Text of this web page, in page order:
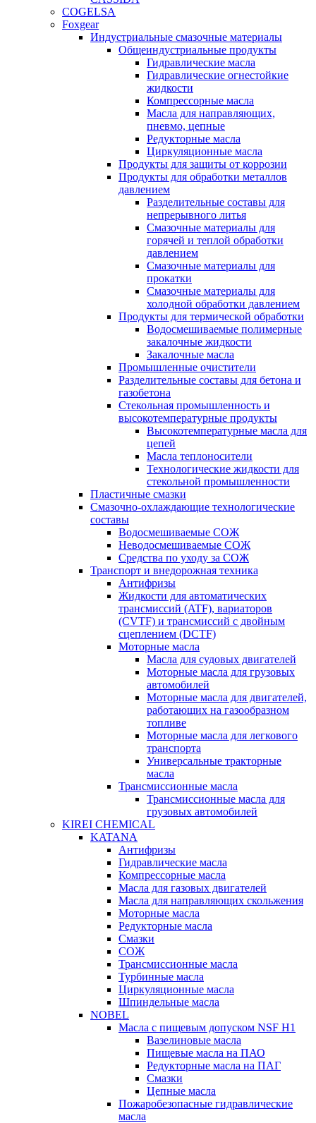
COGELSA
Foxgear
Индустриальные смазочные материалы
Общеиндустриальные продукты
Гидравлические масла
Гидравлические огнестойкие
жидкости
Компрессорные масла
Масла для направляющих,
пневмо, цепные
Редукторные масла
Циркуляционные масла
Продукты для защиты от коррозии
Продукты для обработки металлов
давлением
Разделительные составы для
непрерывного литья
Смазочные материалы для
горячей и теплой обработки
давлением
Смазочные материалы для
прокатки
Смазочные материалы для
холодной обработки давлением
Продукты для термической обработки
Водосмешиваемые полимерные
закалочные жидкости
Закалочные масла
Промышленные очистители
Разделительные составы для бетона и
газобетона
Стекольная промышленность и
высокотемпературные продукты
Высокотемпературные масла для
цепей
Масла теплоносители
Технологические жидкости для
стекольной промышленности
Пластичные смазки
Смазочно-охлаждающие технологические
составы
Водосмешиваемые СОЖ
Неводосмешиваемые СОЖ
Средства по уходу за СОЖ
Транспорт и внедорожная техника
Антифризы
Жидкости для автоматических
трансмиссий (ATF), вариаторов
(CVTF) и трансмиссий с двойным
сцеплением (DCTF)
Моторные масла
Масла для судовых двигателей
Моторные масла для грузовых
автомобилей
Моторные масла для двигателей,
работающих на газообразном
топливе
Моторные масла для легкового
транспорта
Универсальные тракторные
масла
Трансмиссионные масла
Трансмиссионные масла для
грузовых автомобилей
KIREI CHEMICAL
KATANA
Антифризы
Гидравлические масла
Компрессорные масла
Масла для газовых двигателей
Масла для направляющих скольжения
Моторные масла
Редукторные масла
Смазки
СОЖ
Трансмиссионные масла
Турбинные масла
Циркуляционные масла
Шпиндельные масла
NOBEL
Масла с пищевым допуском NSF H1
Вазелиновые масла
Пищевые масла на ПАО
Редукторные масла на ПАГ
Смазки
Цепные масла
Пожаробезопасные гидравлические
масла